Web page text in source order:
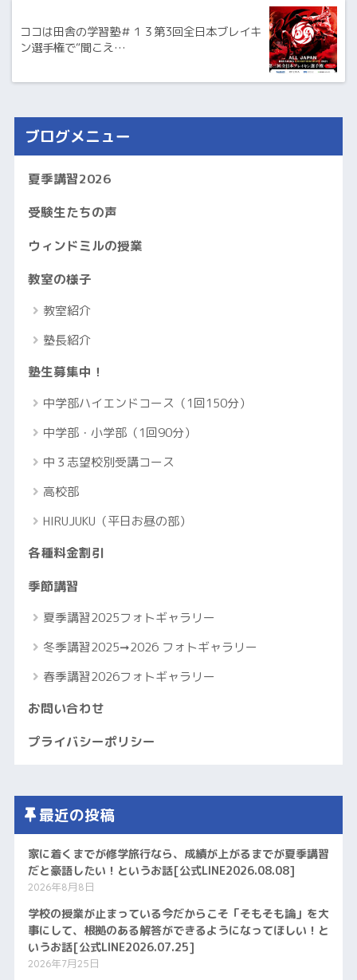
ココは田舎の学習塾＃１３第3回全日本ブレイキ
ン選手権で“聞こえ…
ブログメニュー
夏季講習2026
受験生たちの声
ウィンドミルの授業
教室の様子
教室紹介
塾長紹介
塾生募集中！
中学部ハイエンドコース（1回150分）
中学部・小学部（1回90分）
中３志望校別受講コース
高校部
HIRUJUKU（平日お昼の部）
各種料金割引
季節講習
夏季講習2025フォトギャラリー
冬季講習2025➞2026 フォトギャラリー
春季講習2026フォトギャラリー
お問い合わせ
プライバシーポリシー
最近の投稿
家に着くまでが修学旅行なら、成績が上がるまでが夏季講習
だと豪語したい！というお話[公式LINE2026.08.08]
2026年8月8日
学校の授業が止まっている今だからこそ「そもそも論」を大
事にして、根拠のある解答ができるようになってほしい！と
いうお話[公式LINE2026.07.25]
2026年7月25日